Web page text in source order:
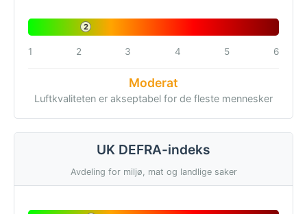
2
1 2 3 4 5 6
Moderat
Luftkvaliteten er akseptabel for de fleste mennesker
UK DEFRA-indeks
Avdeling for miljø, mat og landlige saker